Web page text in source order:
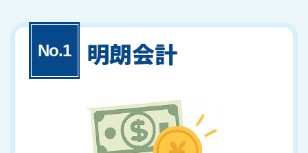
明朗会計